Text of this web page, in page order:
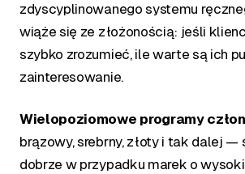
zdyscyplinowanego systemu
wiąże się ze złożonością: jeśli
szybko zrozumieć, ile warte są ich
zainteresowanie.
Wielopoziomowe programy
brązowy, srebrny, złoty i tak dalej —
dobrze w przypadku marek o